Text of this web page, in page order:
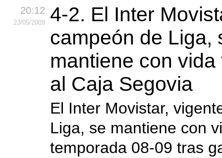
20:12
23/05/2009
4-2. El Inter
campeón de Liga,
mantiene con
al Caja Segovia
El Inter Movistar,
Liga, se mantiene con
temporada 08-09 tras